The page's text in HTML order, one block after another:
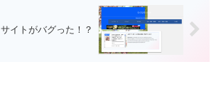
サイトがバグった！？